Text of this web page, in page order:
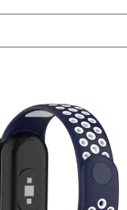
Band 10/9/8